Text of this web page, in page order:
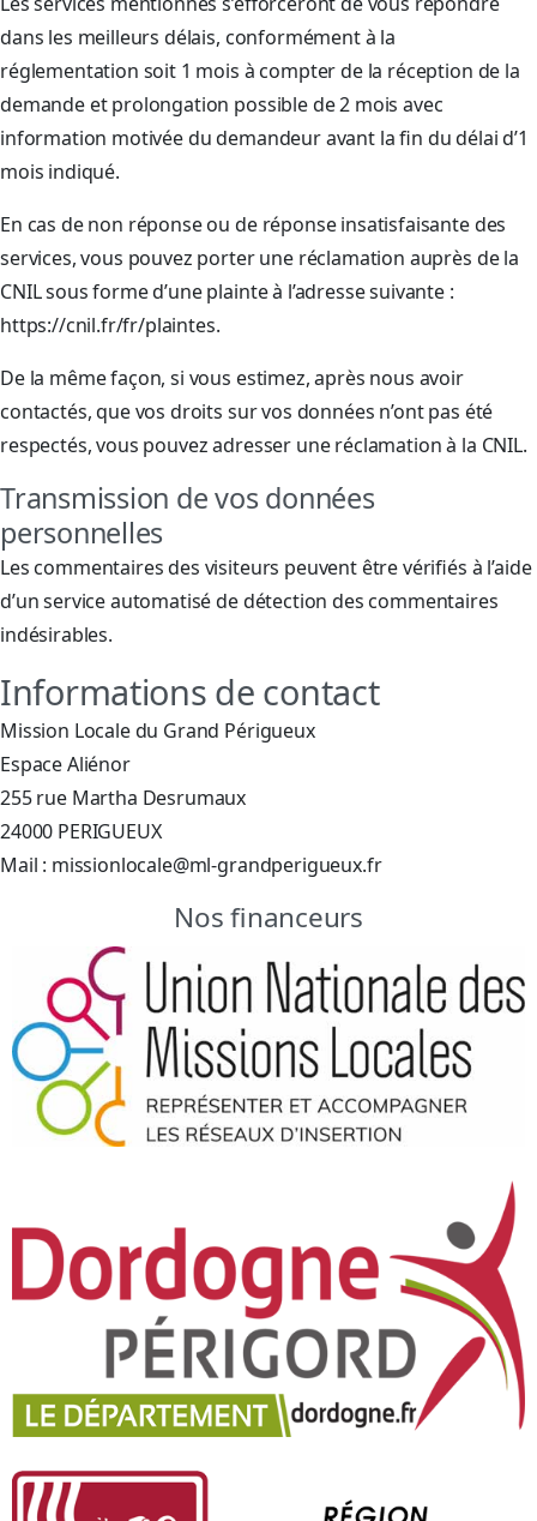
dans les meilleurs délais, conformément à la
réglementation soit 1 mois à compter de la réception de la
demande et prolongation possible de 2 mois avec
information motivée du demandeur avant la fin du délai d’1
mois indiqué.
En cas de non réponse ou de réponse insatisfaisante des
services, vous pouvez porter une réclamation auprès de la
CNIL sous forme d’une plainte à l’adresse suivante :
https://cnil.fr/fr/plaintes.
De la même façon, si vous estimez, après nous avoir
contactés, que vos droits sur vos données n’ont pas été
respectés, vous pouvez adresser une réclamation à la CNIL.
Transmission de vos données
personnelles
Les commentaires des visiteurs peuvent être vérifiés à l’aide
d’un service automatisé de détection des commentaires
indésirables.
Informations de contact
Mission Locale du Grand Périgueux
Espace Aliénor
255 rue Martha Desrumaux
24000 PERIGUEUX
Mail : missionlocale@ml-grandperigueux.fr
Nos financeurs